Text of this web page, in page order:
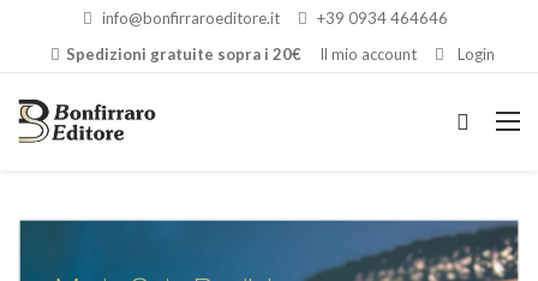
info@bonfirraroeditore.it
+39 0934 464646
Spedizioni gratuite sopra i 20€
Il mio account Login